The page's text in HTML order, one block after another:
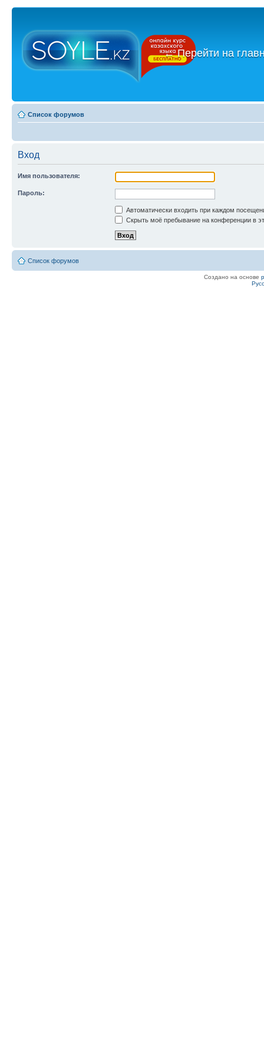
←Перейти на
Список форумов
Вход
Имя пользователя:
Пароль:
Автоматически входить при каждом
Скрыть моё пребывание на конференции в
Список форумов
Создано на основе